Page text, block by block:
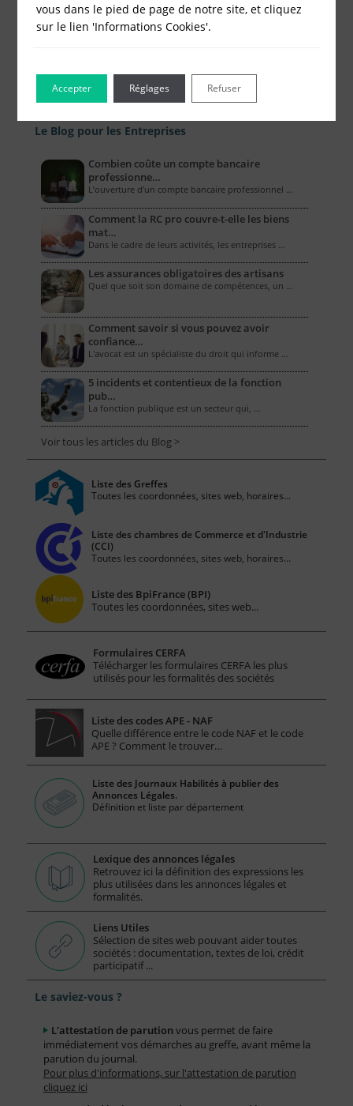
Le Blog pour les Entreprises
Combien coûte un compte bancaire
professionne…
L’ouverture d’un compte bancaire professionnel …
Comment la RC pro couvre-t-elle les biens
mat…
Dans le cadre de leurs activités, les entreprises …
Les assurances obligatoires des artisans
Quel que soit son domaine de compétences, un …
Comment savoir si vous pouvez avoir
confiance…
L'avocat est un spécialiste du droit qui informe …
5 incidents et contentieux de la fonction
pub…
La fonction publique est un secteur qui, …
Voir tous les articles du Blog >
Liste des Greffes
Toutes les coordonnées, sites web, horaires...
Liste des chambres de Commerce et d'Industrie
(CCI)
Toutes les coordonnées, sites web, horaires...
Liste des BpiFrance (BPI)
Toutes les coordonnées, sites web...
Formulaires CERFA
Télécharger les formulaires CERFA les plus
utilisés pour les formalités des sociétés
Liste des codes APE - NAF
Quelle différence entre le code NAF et le code
APE ? Comment le trouver…
Liste des Journaux Habilités à publier des
Annonces Légales.
Définition et liste par département
Lexique des annonces légales
Retrouvez ici la définition des expressions les
plus utilisées dans les annonces légales et
formalités.
Liens Utiles
Sélection de sites web pouvant aider toutes
sociétés : documentation, textes de loi, crédit
participatif ...
Le saviez-vous ?
L'attestation de parution vous permet de faire
immédiatement vos démarches au greffe, avant même la
parution du journal.
Pour plus d'informations, sur l'attestation de parution
cliquez ici
vous dans le pied de page de notre site, et cliquez
sur le lien 'Informations Cookies'.
Accepter Refuser
Réglages